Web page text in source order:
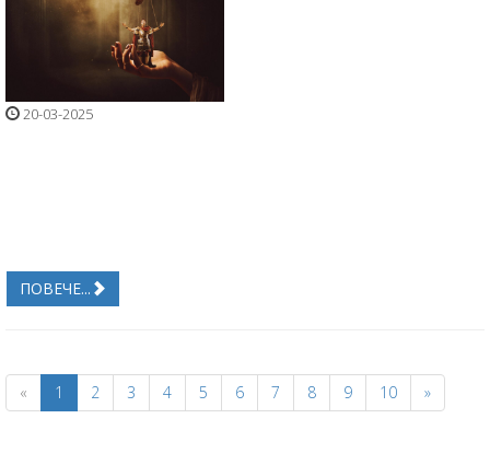
20-03-2025
ПОВЕЧЕ...
« 1 2 3 4 5 6 7 8 9 10 »